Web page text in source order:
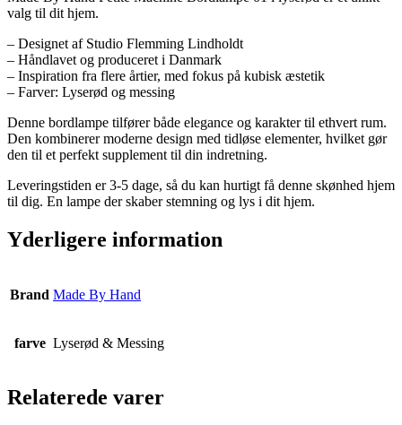
valg til dit hjem.
– Designet af Studio Flemming Lindholdt
– Håndlavet og produceret i Danmark
– Inspiration fra flere årtier, med fokus på kubisk æstetik
– Farver: Lyserød og messing
Denne bordlampe tilfører både elegance og karakter til ethvert rum.
Den kombinerer moderne design med tidløse elementer, hvilket gør
den til et perfekt supplement til din indretning.
Leveringstiden er 3-5 dage, så du kan hurtigt få denne skønhed hjem
til dig. En lampe der skaber stemning og lys i dit hjem.
Yderligere information
Brand Made By Hand
farve Lyserød & Messing
Relaterede varer